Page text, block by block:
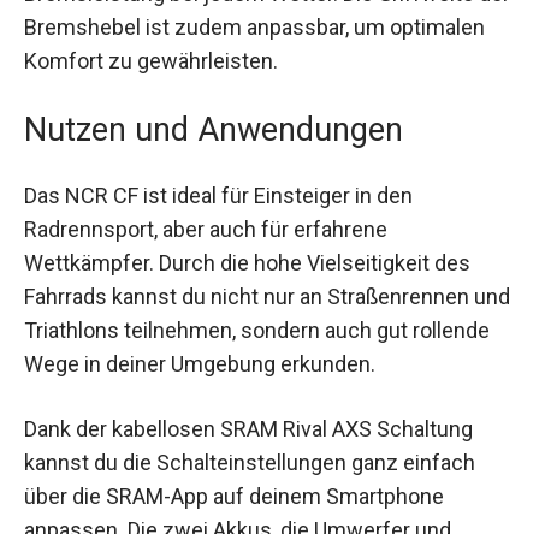
Bremsleistung bei jedem Wetter. Die Griffweite
der Bremshebel ist zudem anpassbar, um
optimalen Komfort zu gewährleisten.
Nutzen und Anwendungen
Das NCR CF ist ideal für Einsteiger in den
Radrennsport, aber auch für erfahrene
Wettkämpfer. Durch die hohe Vielseitigkeit des
Fahrrads kannst du nicht nur an Straßenrennen
und Triathlons teilnehmen, sondern auch gut
rollende Wege in deiner Umgebung erkunden.
Dank der kabellosen SRAM Rival AXS Schaltung
kannst du die Schalteinstellungen ganz einfach
über die SRAM-App auf deinem Smartphone